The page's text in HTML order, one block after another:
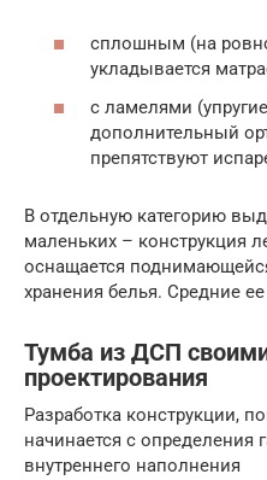
сплошным (на
укладывается
с ламелями
дополнительный
препятствуют
В отдельную категорию
маленьких – конструкция
оснащается
хранения белья. Средние
Тумба из ДСП
проектирования
Разработка конструкции,
начинается с определения
внутреннего наполнения